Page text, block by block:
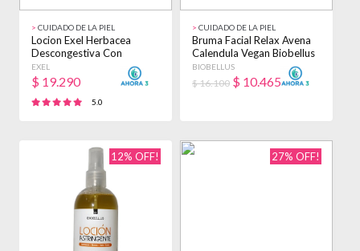
> CUIDADO DE LA PIEL
Locion Exel Herbacea
Descongestiva Con
Hamamelis 250 Ml Tipo De
Piel Deshidratada
EXEL
$ 19.290
5.0
> CUIDADO DE LA PIEL
Bruma Facial Relax Avena
Calendula Vegan Biobellus
200ml - Normal
BIOBELLUS
$ 16.100 $ 10.465
12% OFF! 27% OFF!